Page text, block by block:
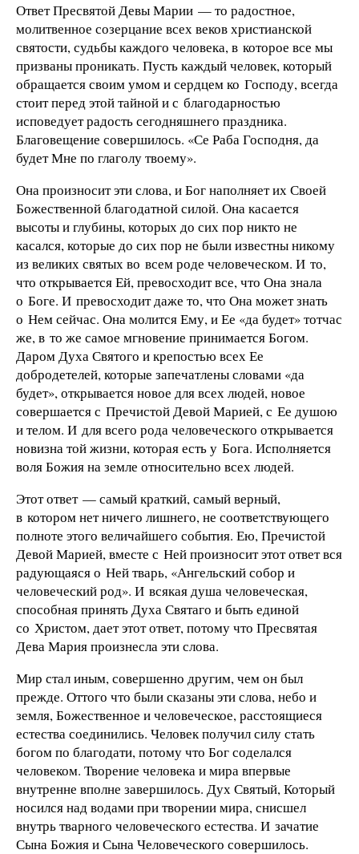
Ответ Пресвятой Девы Марии — то радостное,
молитвенное созерцание всех веков христианской
святости, судьбы каждого человека, в которое все мы
призваны проникать. Пусть каждый человек, который
обращается своим умом и сердцем ко Господу, всегда
стоит перед этой тайной и с благодарностью
исповедует радость сегодняшнего праздника.
Благовещение совершилось. «Се Раба Господня, да
будет Мне по глаголу твоему».
Она произносит эти слова, и Бог наполняет их Своей
Божественной благодатной силой. Она касается
высоты и глубины, которых до сих пор никто не
касался, которые до сих пор не были известны никому
из великих святых во всем роде человеческом. И то,
что открывается Ей, превосходит все, что Она знала
о Боге. И превосходит даже то, что Она может знать
о Нем сейчас. Она молится Ему, и Ее «да будет» тотчас
же, в то же самое мгновение принимается Богом.
Даром Духа Святого и крепостью всех Ее
добродетелей, которые запечатлены словами «да
будет», открывается новое для всех людей, новое
совершается с Пречистой Девой Марией, с Ее душою
и телом. И для всего рода человеческого открывается
новизна той жизни, которая есть у Бога. Исполняется
воля Божия на земле относительно всех людей.
Этот ответ — самый краткий, самый верный,
в котором нет ничего лишнего, не соответствующего
полноте этого величайшего события. Ею, Пречистой
Девой Марией, вместе с Ней произносит этот ответ вся
радующаяся о Ней тварь, «Ангельский собор и
человеческий род». И всякая душа человеческая,
способная принять Духа Святаго и быть единой
со Христом, дает этот ответ, потому что Пресвятая
Дева Мария произнесла эти слова.
Мир стал иным, совершенно другим, чем он был
прежде. Оттого что были сказаны эти слова, небо и
земля, Божественное и человеческое, расстоящиеся
естества соединились. Человек получил силу стать
богом по благодати, потому что Бог соделался
человеком. Творение человека и мира впервые
внутренне вполне завершилось. Дух Святый, Который
носился над водами при творении мира, снисшел
внутрь тварного человеческого естества. И зачатие
Сына Божия и Сына Человеческого совершилось.